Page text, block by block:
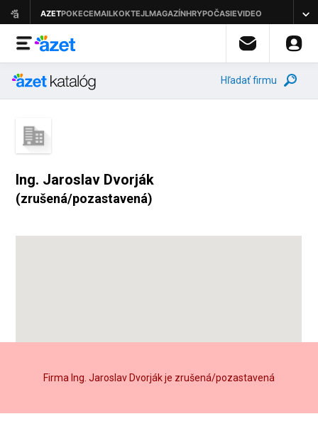
Hľadať firmu
Ing. Jaroslav Dvorják
(zrušená/pozastavená)
Firma Ing. Jaroslav Dvorják je zrušená/pozastavená